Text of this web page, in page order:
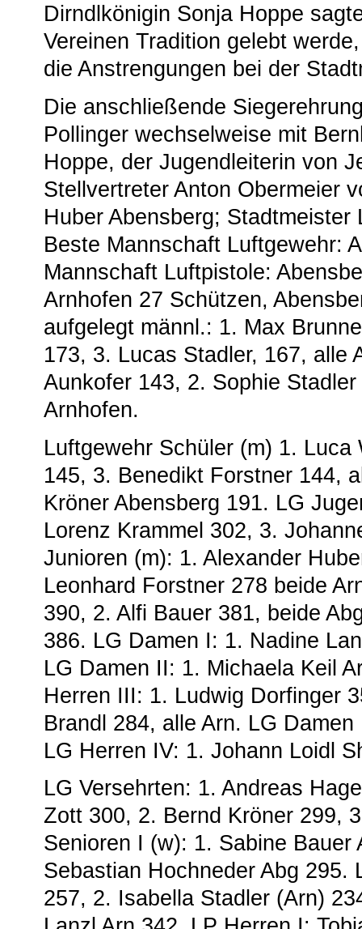
Dirndlkönigin Sonja Hoppe
Vereinen Tradition gelebt
die Anstrengungen bei der
Die anschließende
Pollinger wechselweise mit
Hoppe, der Jugendleiterin von
Stellvertreter Anton Obermeier
Huber Abensberg;
Beste Mannschaft Luftgewehr:
Mannschaft Luftpistole:
Arnhofen 27 Schützen,
aufgelegt männl.: 1. Max
173, 3. Lucas Stadler, 167, alle
Aunkofer 143, 2. Sophie
Arnhofen.
Luftgewehr Schüler (m) 1.
145, 3. Benedikt Forstner 144,
Kröner Abensberg 191. LG
Lorenz Krammel 302, 3.
Junioren (m): 1. Alexander
Leonhard Forstner 278 beide
390, 2. Alfi Bauer 381, beide
386. LG Damen I: 1. Nadine
LG Damen II: 1. Michaela Keil
Herren III: 1. Ludwig Dorfinger
Brandl 284, alle Arn. LG
LG Herren IV: 1. Johann Loidl
LG Versehrten: 1. Andreas
Zott 300, 2. Bernd Kröner 299,
Senioren I (w): 1. Sabine
Sebastian Hochneder Abg
257, 2. Isabella Stadler (Arn)